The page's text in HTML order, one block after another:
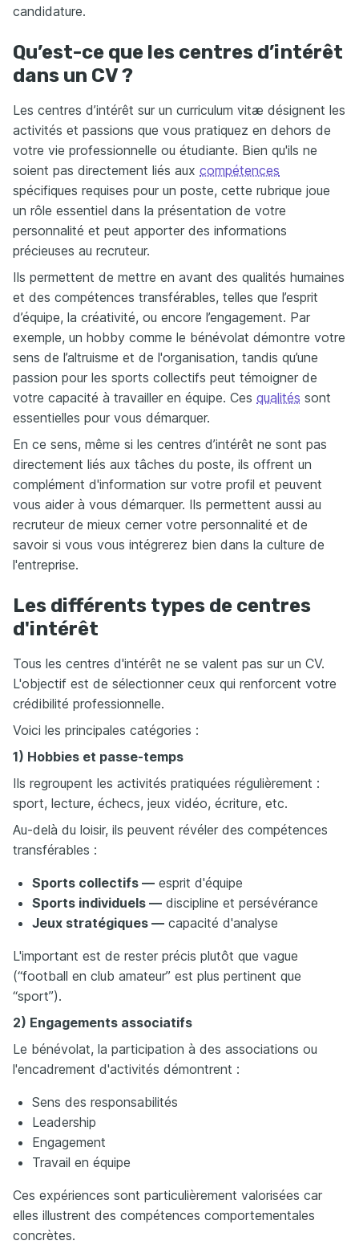
candidature.
Qu’est-ce que les centres d’intérêt
dans un CV ?
Les centres d’intérêt sur un curriculum vitæ désignent les
activités et passions que vous pratiquez en dehors de
votre vie professionnelle ou étudiante. Bien qu'ils ne
soient pas directement liés aux compétences
spécifiques requises pour un poste, cette rubrique joue
un rôle essentiel dans la présentation de votre
personnalité et peut apporter des informations
précieuses au recruteur.
Ils permettent de mettre en avant des qualités humaines
et des compétences transférables, telles que l’esprit
d’équipe, la créativité, ou encore l’engagement. Par
exemple, un hobby comme le bénévolat démontre votre
sens de l’altruisme et de l'organisation, tandis qu’une
passion pour les sports collectifs peut témoigner de
votre capacité à travailler en équipe. Ces qualités sont
essentielles pour vous démarquer.
En ce sens, même si les centres d’intérêt ne sont pas
directement liés aux tâches du poste, ils offrent un
complément d'information sur votre profil et peuvent
vous aider à vous démarquer. Ils permettent aussi au
recruteur de mieux cerner votre personnalité et de
savoir si vous vous intégrerez bien dans la culture de
l'entreprise.
Les différents types de centres
d'intérêt
Tous les centres d'intérêt ne se valent pas sur un CV.
L'objectif est de sélectionner ceux qui renforcent votre
crédibilité professionnelle.
Voici les principales catégories :
1) Hobbies et passe-temps
Ils regroupent les activités pratiquées régulièrement :
sport, lecture, échecs, jeux vidéo, écriture, etc.
Au-delà du loisir, ils peuvent révéler des compétences
transférables :
Sports collectifs — esprit d'équipe
Sports individuels — discipline et persévérance
Jeux stratégiques — capacité d'analyse
L'important est de rester précis plutôt que vague
(“football en club amateur” est plus pertinent que
“sport”).
2) Engagements associatifs
Le bénévolat, la participation à des associations ou
l'encadrement d'activités démontrent :
Sens des responsabilités
Leadership
Engagement
Travail en équipe
Ces expériences sont particulièrement valorisées car
elles illustrent des compétences comportementales
concrètes.